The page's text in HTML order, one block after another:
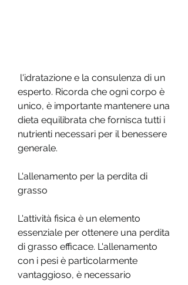
esperto. Ricorda che ogni corpo è
unico, è importante mantenere una
dieta equilibrata che fornisca tutti i
nutrienti necessari per il benessere
generale.
L'allenamento per la perdita di
grasso
L'attività fisica è un elemento
essenziale per ottenere una perdita
di grasso efficace. L'allenamento
con i pesi è particolarmente
vantaggioso, è necessario